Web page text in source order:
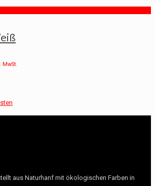
MwSt.
aus Naturhanf mit ökologischen Farben in